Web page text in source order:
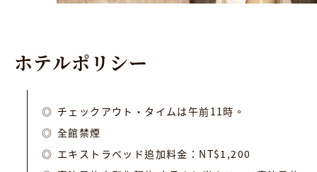
ホテルポリ シー
チェックアウト・タイムは午前11時。
全館禁煙
エキストラベッド追加料金：NT$1,200